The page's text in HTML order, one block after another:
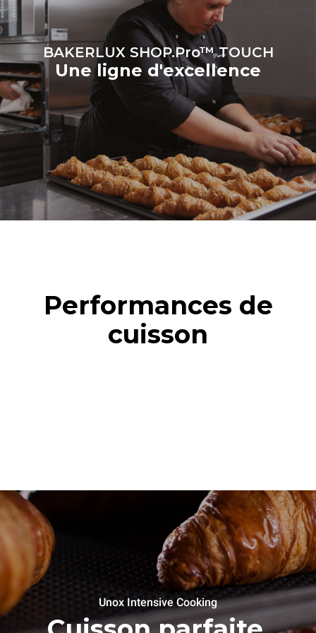
Gas Protocol
BAKERLUX SHOP.Pro™ TOUCH
Une ligne d'excellence
Performances de
cuisson
Unox Intensive Cooking